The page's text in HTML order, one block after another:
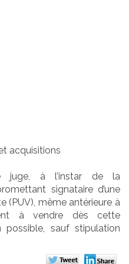
acquisitions
juge, à l’instar de la
signataire d’une
(PUV), même antérieure à
à vendre dès cette
possible, sauf stipulation